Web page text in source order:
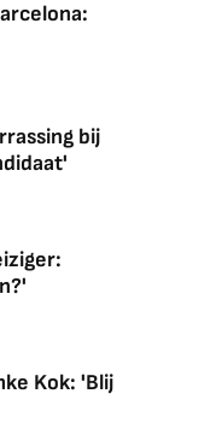
bij
Kok: 'Blij